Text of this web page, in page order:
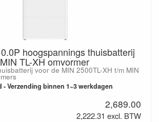
hoogspannings thuisbatterij
TL-XH omvormer
voor de MIN 2500TL-XH t/m MIN
- Verzending binnen 1~3 werkdagen
2,689.00
2,222.31 excl. BTW